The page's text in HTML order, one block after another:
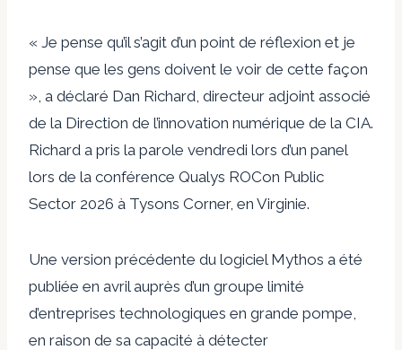
« Je pense qu’il s’agit d’un point de réflexion et je
pense que les gens doivent le voir de cette façon
», a déclaré Dan Richard, directeur adjoint associé
de la Direction de l’innovation numérique de la CIA.
Richard a pris la parole vendredi lors d’un panel
lors de la conférence Qualys ROCon Public
Sector 2026 à Tysons Corner, en Virginie.
Une version précédente du logiciel Mythos a été
publiée en avril auprès d’un groupe limité
d’entreprises technologiques en grande pompe,
en raison de sa capacité à détecter